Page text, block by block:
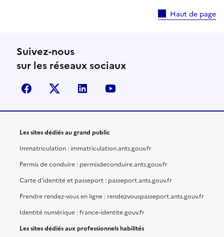
Haut de page
Suivez-nous
sur les réseaux sociaux
facebook X (anciennement Twitter)
linkedin
Les sites dédiés au grand public
Immatriculation : immatriculation.ants.gouv.fr
Permis de conduire : permisdeconduire.ants.gouv.fr
Carte d'identité et passeport : passeport.ants.gouv.fr
Prendre rendez-vous en ligne : rendezvouspasseport.ants.gouv.fr
Identité numérique : france-identite.gouv.fr
Les sites dédiés aux professionnels habilités